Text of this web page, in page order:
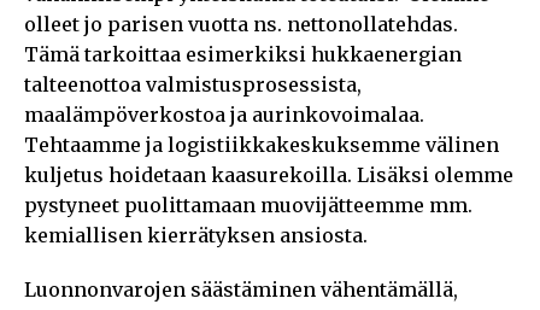
olleet jo parisen vuotta ns. nettonollatehdas.
Tämä tarkoittaa esimerkiksi hukkaenergian
talteenottoa valmistusprosessista,
maalämpöverkostoa ja aurinkovoimalaa.
Tehtaamme ja logistiikkakeskuksemme välinen
kuljetus hoidetaan kaasurekoilla. Lisäksi olemme
pystyneet puolittamaan muovijätteemme mm.
kemiallisen kierrätyksen ansiosta.
Luonnonvarojen säästäminen vähentämällä,